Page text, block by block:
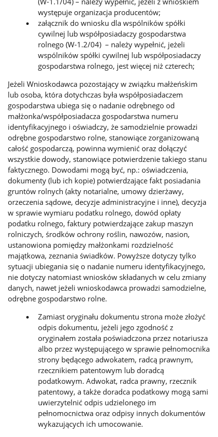
występuje organizacja producentów;
załącznik do wniosku dla wspólników spółki
cywilnej lub współposiadaczy gospodarstwa
rolnego (W-1.2/04) – należy wypełnić, jeżeli
wspólników spółki cywilnej lub współposiadaczy
gospodarstwa rolnego, jest więcej niż czterech;
Jeżeli Wnioskodawca pozostający w związku małżeńskim
lub osoba, która dotychczas była współposiadaczem
gospodarstwa ubiega się o nadanie odrębnego od
małżonka/współposiadacza gospodarstwa numeru
identyfikacyjnego i oświadczy, że samodzielnie prowadzi
odrębne gospodarstwo rolne, stanowiące zorganizowaną
całość gospodarczą, powinna wymienić oraz dołączyć
wszystkie dowody, stanowiące potwierdzenie takiego stanu
faktycznego. Dowodami mogą być, np.: oświadczenia,
dokumenty (lub ich kopie) potwierdzające fakt posiadania
gruntów rolnych (akty notarialne, umowy dzierżawy,
orzeczenia sądowe, decyzje administracyjne i inne), decyzja
w sprawie wymiaru podatku rolnego, dowód opłaty
podatku rolnego, faktury potwierdzające zakup maszyn
rolniczych, środków ochrony roślin, nawozów, nasion,
ustanowiona pomiędzy małżonkami rozdzielność
majątkowa, zeznania świadków. Powyższe dotyczy tylko
sytuacji ubiegania się o nadanie numeru identyfikacyjnego,
nie dotyczy natomiast wniosków składanych w celu zmiany
danych, nawet jeżeli wnioskodawca prowadzi samodzielne,
odrębne gospodarstwo rolne.
Zamiast oryginału dokumentu strona może złożyć
odpis dokumentu, jeżeli jego zgodność z
oryginałem została poświadczona przez notariusza
albo przez występującego w sprawie pełnomocnika
strony będącego adwokatem, radcą prawnym,
rzecznikiem patentowym lub doradcą
podatkowym. Adwokat, radca prawny, rzecznik
patentowy, a także doradca podatkowy mogą sami
uwierzytelnić odpis udzielonego im
pełnomocnictwa oraz odpisy innych dokumentów
wykazujących ich umocowanie.